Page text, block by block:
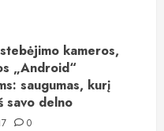
kameros,
„Android“
saugumas, kurį
savo delno
0